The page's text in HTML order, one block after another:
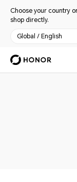
Choose your country
shop directly.
Global / English